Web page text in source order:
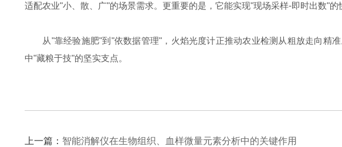
适配农业"小、散、广"的场景需求。更重要的是，它能实现"现场采样-即时出数"
从"靠经验施肥"到"依数据管理"，火焰光度计正推动农业检测从粗放走向精
中"藏粮于技"的坚实支点。
上一篇： 智能消解仪在生物组织、血样微量元素分析中的关键作用